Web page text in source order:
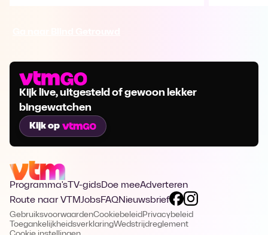
Kijk live, uitgesteld of gewoon lekker
bingewatchen
Kijk op
Programma's TV-gidsDoe meeAdverteren
Route naar VTMJobsFAQNieuwsbrief
GebruiksvoorwaardenCookiebeleid Privacybeleid
ToegankelijkheidsverklaringWedstrijdreglement